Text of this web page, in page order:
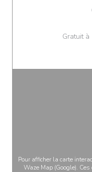
Gratuit
Pour afficher la carte
Waze Map (Google).